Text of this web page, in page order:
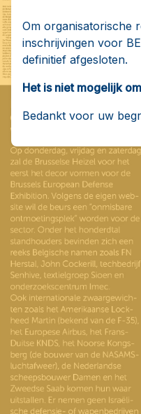
Om organisatorische
inschrijvingen voor
definitief afgesloten.
Het is niet mogelijk
Bedankt voor uw